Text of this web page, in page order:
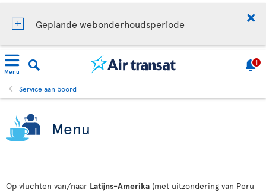
Geplande webonderhoudsperiode
Menu
1
Service aan boord
Menu
Op vluchten van/naar Latijns-Amerika (met uitzondering van Peru